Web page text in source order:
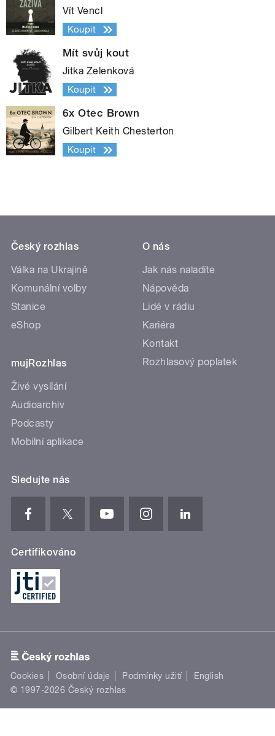
Vít Vencl
Koupit
Mít svůj kout
Jitka Zelenková
Koupit
6x Otec Brown
Gilbert Keith Chesterton
Koupit
Český rozhlas
Válka na Ukrajině
Komunální volby
Stanice
eShop
mujRozhlas
Živé vysílání
Audioarchiv
Podcasty
Mobilní aplikace
O nás
Jak nás naladíte
Nápověda
Lidé v rádiu
Kariéra
Kontakt
Rozhlasový poplatek
Sledujte nás
Certifikováno
Cookies Osobní údaje Podmínky užití
English
© 1997-2026 Český rozhlas